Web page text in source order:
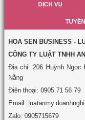
DỊCH VỤ
HOA SEN BUSINESS -
CÔNG TY LUẬT TNHH
Địa chỉ: 206 Huỳnh Ngọc
Nẵng
Điện thoại: 0905 71 56 79
Email:
Zalo: 0905715679